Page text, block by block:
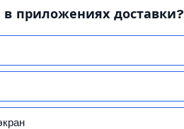
приложениях доставки?